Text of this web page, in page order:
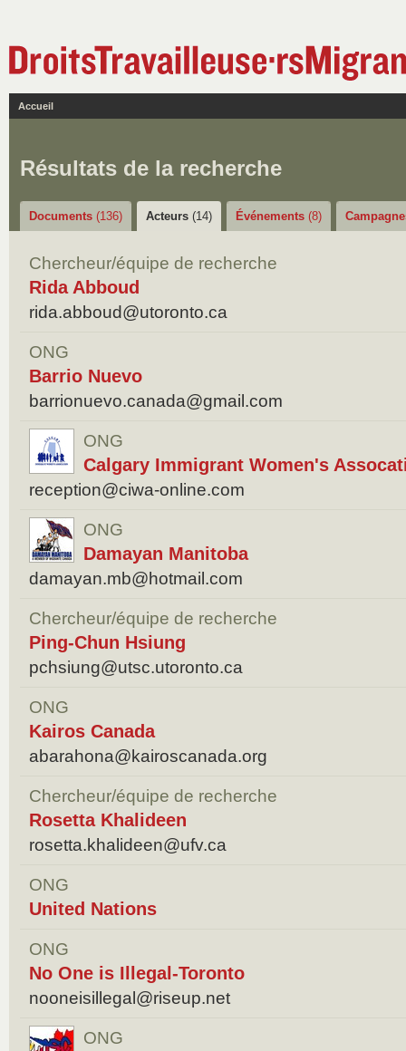
Accueil
Résultats de la recherche
Documents (136) Acteurs (14) Événements (8)
Chercheur/équipe de recherche
Rida Abboud
rida.abboud@utoronto.ca
ONG
Barrio Nuevo
barrionuevo.canada@gmail.com
ONG
Calgary Immigrant Women's
reception@ciwa-online.com
ONG
Damayan Manitoba
damayan.mb@hotmail.com
Chercheur/équipe de recherche
Ping-Chun Hsiung
pchsiung@utsc.utoronto.ca
ONG
Kairos Canada
abarahona@kairoscanada.org
Chercheur/équipe de recherche
Rosetta Khalideen
rosetta.khalideen@ufv.ca
ONG
United Nations
ONG
No One is Illegal-Toronto
nooneisillegal@riseup.net
ONG